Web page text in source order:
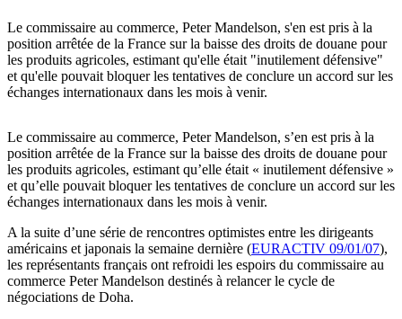
Le commissaire au commerce, Peter Mandelson, s'en est pris à la
position arrêtée de la France sur la baisse des droits de douane pour
les produits agricoles, estimant qu'elle était "inutilement défensive"
et qu'elle pouvait bloquer les tentatives de conclure un accord sur les
échanges internationaux dans les mois à venir.
Le commissaire au commerce, Peter Mandelson, s’en est pris à la
position arrêtée de la France sur la baisse des droits de douane pour
les produits agricoles, estimant qu’elle était « inutilement défensive »
et qu’elle pouvait bloquer les tentatives de conclure un accord sur les
échanges internationaux dans les mois à venir.
A la suite d’une série de rencontres optimistes entre les dirigeants
américains et japonais la semaine dernière (EURACTIV 09/01/07),
les représentants français ont refroidi les espoirs du commissaire au
commerce Peter Mandelson destinés à relancer le cycle de
négociations de Doha.